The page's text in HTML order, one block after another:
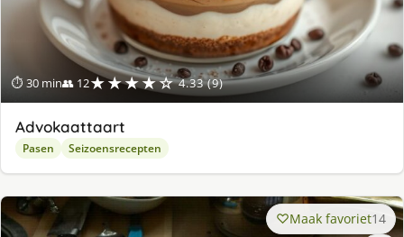
⏱ 30 min👥 12★★★★☆ 4.33 (9)
Advokaattaart
Pasen Seizoensrecepten
Maak favoriet14